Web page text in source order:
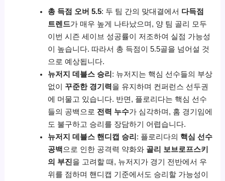
총 득점 오버 5.5: 두 팀 간의 맞대결에서 다득점
트렌드가 매우 높게 나타났으며, 양 팀 골리 모두
이번 시즌 세이브 성공률이 저조하여 실점 가능성
이 높습니다. 따라서 총 득점이 5.5골을 넘어설 것
으로 예상됩니다.
뉴저지 데블스 승리 : 뉴저지는 핵심 선수들의 부상
없이 꾸준한 경기력을 유지하며 컨퍼런스 선두권
에 머물고 있습니다. 반면, 플로리다는 핵심 선수
들의 공백으로 전력 누수가 심각하며, 홈 경기임에
도 불구하고 승리를 장담하기 어렵습니다.
뉴저지 데블스 핸디캡 승리 : 플로리다의 핵심 선수
공백 으로 인한 공격력 약화와 골리 보브로프스키
의 부진 을 고려할 때, 뉴저지가 경기 전반에서 우
위를 점하며 핸디캡 기준에서도 승리할 가능성이